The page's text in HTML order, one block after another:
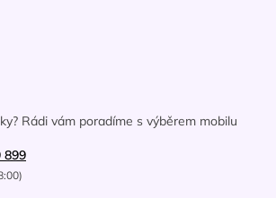
Rádi vám poradíme s výběrem mobilu
899